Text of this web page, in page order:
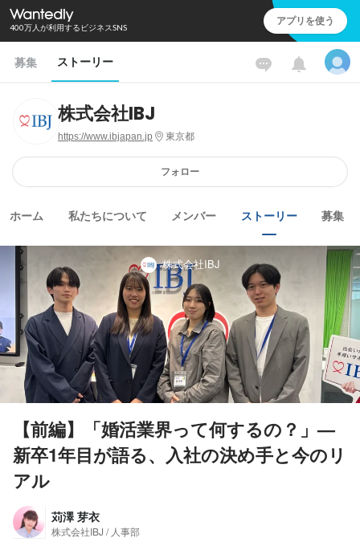
400万人が利用するビジネスSNS アプリを使う
募集 ストーリー
株式会社IBJ
https://www.ibjapan.jp 東京都
フォロー
ホーム 私たちについて メンバー ストーリー 募集
株式会社IBJ
【前編】「婚活業界って何するの？」—
新卒1年目が語る、入社の決め手と今のリ
アル
苅澤 芽衣
株式会社IBJ / 人事部